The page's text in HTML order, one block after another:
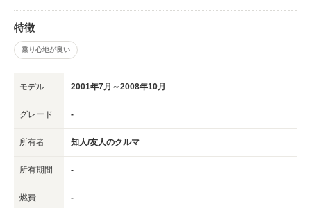
特徴
乗り心地が良い
モデル 2001年7月～2008年10月
グレード -
所有者 知人/友人のクルマ
所有期間 -
燃費 -